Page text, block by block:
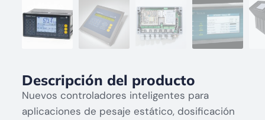
Descripción del producto
Nuevos controladores inteligentes para
aplicaciones de pesaje estático, dosificación